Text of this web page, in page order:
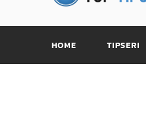
HOME TIPSERI